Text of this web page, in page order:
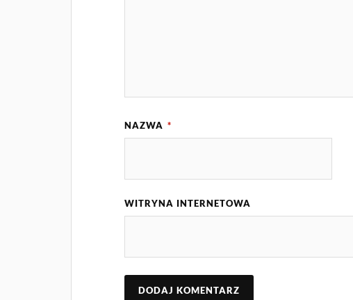
NAZWA *
WITRYNA INTERNETOWA